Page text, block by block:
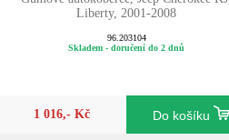
Liberty, 2001-2008
96.203104
Skladem - doručení do 2 dnů
1 016,- Kč Do košíku